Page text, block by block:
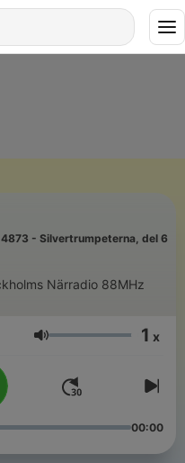
4873 - Silvertrumpeterna, del 6
Volumen 1 x
00:00